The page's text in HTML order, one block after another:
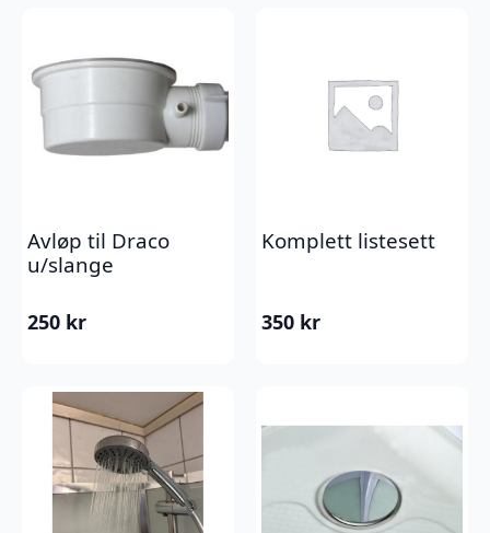
Avløp til Draco
u/slange
250 kr
Komplett listesett
350 kr